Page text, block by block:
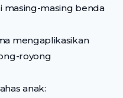
masing-masing benda
mengaplikasikan
royong
anak: